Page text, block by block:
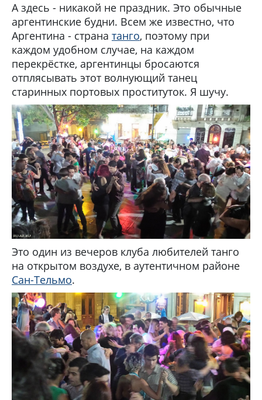
А здесь - никакой не праздник. Это обычные
аргентинские будни. Всем же известно, что
Аргентина - страна танго, поэтому при
каждом удобном случае, на каждом
перекрёстке, аргентинцы бросаются
отплясывать этот волнующий танец
старинных портовых проституток. Я шучу.
Это один из вечеров клуба любителей танго
на открытом воздухе, в аутентичном районе
Сан-Тельмо.